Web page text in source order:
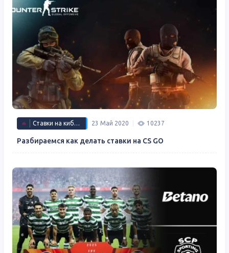
Ставки на киберспорт 23 Май 2020 10237
Разбираемся как делать ставки на CS GO